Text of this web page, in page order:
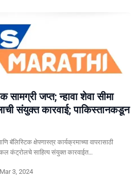
सामग्री जप्त; न्हावा शेवा सीमा
संयुक्त कारवाई; पाकिस्तानकडून
बॅलिस्टिक क्षेपणास्त्र कार्यक्रमाच्या वापरासाठी
कंट्रोलचे साहित्य संयुक्त कारवाईत…
Mar 3, 2024